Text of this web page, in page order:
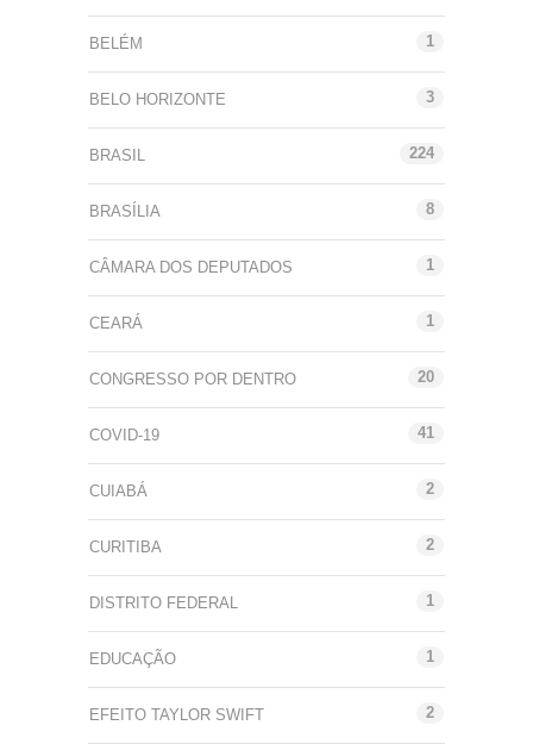
BELÉM 1
BELO HORIZONTE 3
BRASIL 224
BRASÍLIA 8
CÂMARA DOS DEPUTADOS 1
CEARÁ 1
CONGRESSO POR DENTRO 20
COVID-19 41
CUIABÁ 2
CURITIBA 2
DISTRITO FEDERAL 1
EDUCAÇÃO 1
EFEITO TAYLOR SWIFT 2